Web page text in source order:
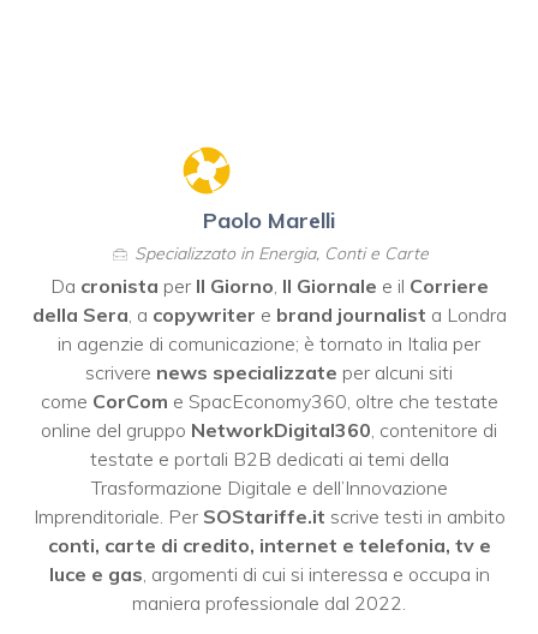
Paolo Marelli
Specializzato in Energia, Conti e Carte
Da cronista per Il Giorno, Il Giornale e il Corriere
della Sera, a copywriter e brand journalist a Londra
in agenzie di comunicazione; è tornato in Italia per
scrivere news specializzate per alcuni siti
come CorCom e SpacEconomy360, oltre che testate
online del gruppo NetworkDigital360, contenitore di
testate e portali B2B dedicati ai temi della
Trasformazione Digitale e dell’Innovazione
Imprenditoriale. Per SOStariffe.it scrive testi in ambito
conti, carte di credito, internet e telefonia, tv e
luce e gas, argomenti di cui si interessa e occupa in
maniera professionale dal 2022.